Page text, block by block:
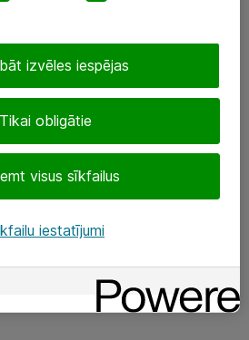
Tikai obligātie
visus sīkfailus
izvēles iespējas
iestatījumi